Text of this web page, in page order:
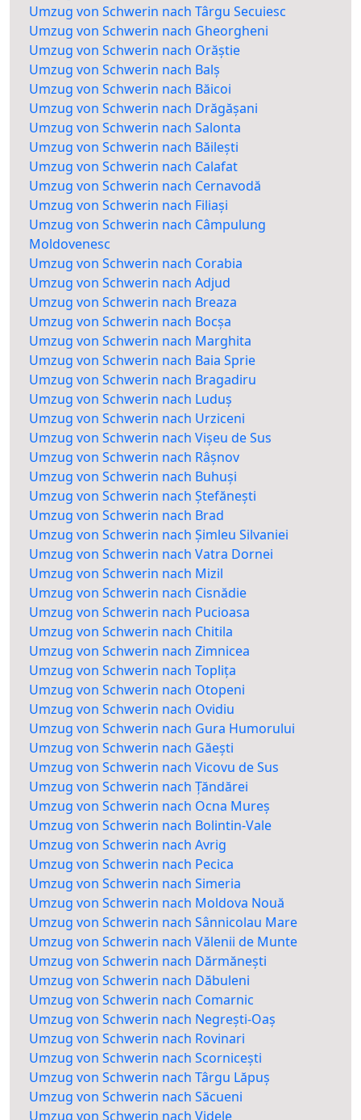
Umzug von Schwerin nach Târgu Secuiesc
Umzug von Schwerin nach Gheorgheni
Umzug von Schwerin nach Orăștie
Umzug von Schwerin nach Balș
Umzug von Schwerin nach Băicoi
Umzug von Schwerin nach Drăgășani
Umzug von Schwerin nach Salonta
Umzug von Schwerin nach Băilești
Umzug von Schwerin nach Calafat
Umzug von Schwerin nach Cernavodă
Umzug von Schwerin nach Filiași
Umzug von Schwerin nach Câmpulung
Moldovenesc
Umzug von Schwerin nach Corabia
Umzug von Schwerin nach Adjud
Umzug von Schwerin nach Breaza
Umzug von Schwerin nach Bocșa
Umzug von Schwerin nach Marghita
Umzug von Schwerin nach Baia Sprie
Umzug von Schwerin nach Bragadiru
Umzug von Schwerin nach Luduș
Umzug von Schwerin nach Urziceni
Umzug von Schwerin nach Vișeu de Sus
Umzug von Schwerin nach Râșnov
Umzug von Schwerin nach Buhuși
Umzug von Schwerin nach Ștefănești
Umzug von Schwerin nach Brad
Umzug von Schwerin nach Șimleu Silvaniei
Umzug von Schwerin nach Vatra Dornei
Umzug von Schwerin nach Mizil
Umzug von Schwerin nach Cisnădie
Umzug von Schwerin nach Pucioasa
Umzug von Schwerin nach Chitila
Umzug von Schwerin nach Zimnicea
Umzug von Schwerin nach Toplița
Umzug von Schwerin nach Otopeni
Umzug von Schwerin nach Ovidiu
Umzug von Schwerin nach Gura Humorului
Umzug von Schwerin nach Găești
Umzug von Schwerin nach Vicovu de Sus
Umzug von Schwerin nach Țăndărei
Umzug von Schwerin nach Ocna Mureș
Umzug von Schwerin nach Bolintin-Vale
Umzug von Schwerin nach Avrig
Umzug von Schwerin nach Pecica
Umzug von Schwerin nach Simeria
Umzug von Schwerin nach Moldova Nouă
Umzug von Schwerin nach Sânnicolau Mare
Umzug von Schwerin nach Vălenii de Munte
Umzug von Schwerin nach Dărmănești
Umzug von Schwerin nach Dăbuleni
Umzug von Schwerin nach Comarnic
Umzug von Schwerin nach Negrești-Oaș
Umzug von Schwerin nach Rovinari
Umzug von Schwerin nach Scornicești
Umzug von Schwerin nach Târgu Lăpuș
Umzug von Schwerin nach Săcueni
Umzug von Schwerin nach Videle